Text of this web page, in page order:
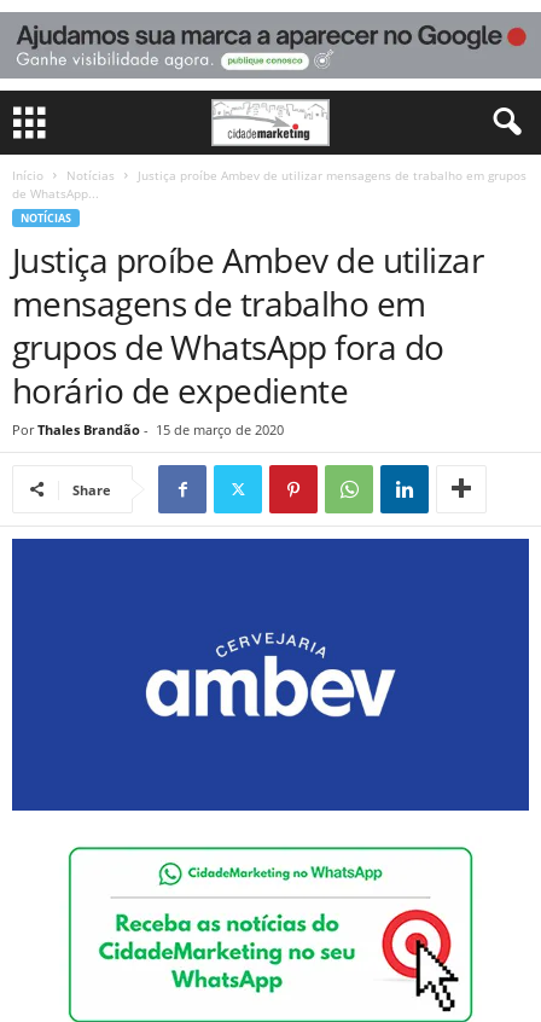
Início Notícias
Justiça proíbe Ambev de utilizar mensagens de trabalho em grupos
de WhatsApp...
NOTÍCIAS
Justiça proíbe Ambev de utilizar
mensagens de trabalho em
grupos de WhatsApp fora do
horário de expediente
Por Thales Brandão - 15 de março de 2020
Share